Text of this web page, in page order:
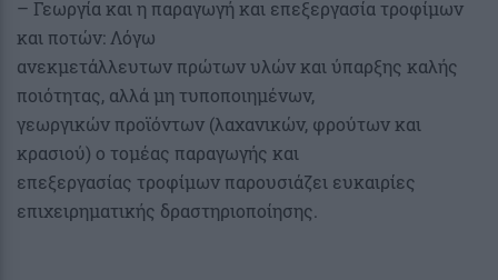
– Γεωργία και η παραγωγή και επεξεργασία τροφίμων
και ποτών: Λόγω
ανεκμετάλλευτων πρώτων υλών και ύπαρξης καλής
ποιότητας, αλλά μη τυποποιημένων,
γεωργικών προϊόντων (λαχανικών, φρούτων και
κρασιού) ο τομέας παραγωγής και
επεξεργασίας τροφίμων παρουσιάζει ευκαιρίες
επιχειρηματικής δραστηριοποίησης.